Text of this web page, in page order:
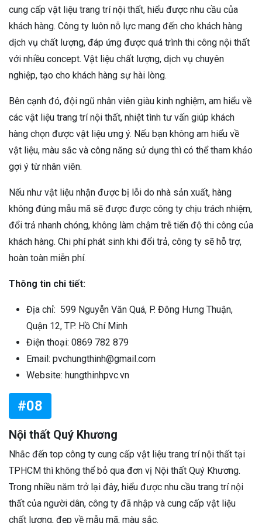
cung cấp vật liệu trang trí nội thất, hiểu được nhu cầu của
khách hàng. Công ty luôn nỗ lực mang đến cho khách hàng
dịch vụ chất lượng, đáp ứng được quá trình thi công nội thất
với nhiều concept. Vật liệu chất lượng, dịch vụ chuyên
nghiệp, tạo cho khách hàng sự hài lòng.
Bên cạnh đó, đội ngũ nhân viên giàu kinh nghiệm, am hiểu về
các vật liệu trang trí nội thất, nhiệt tình tư vấn giúp khách
hàng chọn được vật liệu ưng ý. Nếu bạn không am hiểu về
vật liệu, màu sắc và công năng sử dụng thì có thể tham khảo
gợi ý từ nhân viên.
Nếu như vật liệu nhận được bị lỗi do nhà sản xuất, hàng
không đúng mẫu mã sẽ được được công ty chịu trách nhiệm,
đổi trả nhanh chóng, không làm chậm trễ tiến độ thi công của
khách hàng. Chi phí phát sinh khi đổi trả, công ty sẽ hỗ trợ,
hoàn toàn miễn phí.
Thông tin chi tiết:
Địa chỉ: 599 Nguyễn Văn Quá, P. Đông Hưng Thuận,
Quận 12, TP. Hồ Chí Minh
Điện thoại: 0869 782 879
Email: pvchungthinh@gmail.com
Website: hungthinhpvc.vn
#08
Nội thất Quý Khương
Nhắc đến top công ty cung cấp vật liệu trang trí nội thất tại
TPHCM thì không thể bỏ qua đơn vị Nội thất Quý Khương.
Trong nhiều năm trở lại đây, hiểu được nhu cầu trang trí nội
thất của người dân, công ty đã nhập và cung cấp vật liệu
chất lượng, đẹp về mẫu mã, màu sắc.